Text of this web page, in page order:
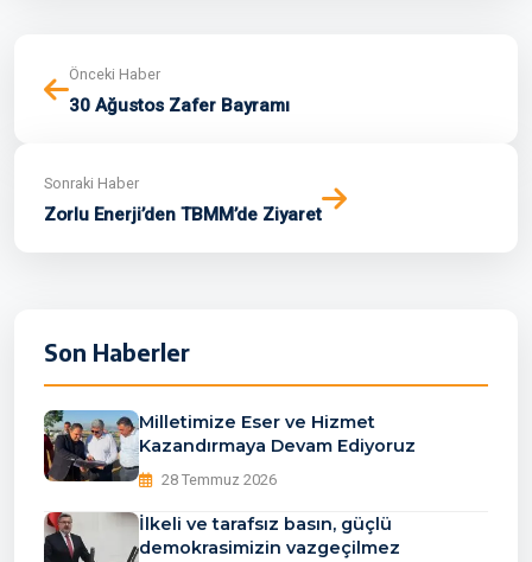
Önceki Haber
30 Ağustos Zafer Bayramı
Sonraki Haber
Zorlu Enerji’den TBMM’de Ziyaret
Son Haberler
Milletimize Eser ve Hizmet
Kazandırmaya Devam Ediyoruz
28 Temmuz 2026
İlkeli ve tarafsız basın, güçlü
demokrasimizin vazgeçilmez